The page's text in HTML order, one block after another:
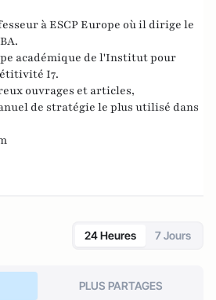
à ESCP Europe où il dirige le
académique de l'Institut pour
I7.
ouvrages et articles,
de stratégie le plus utilisé dans
24 Heures 7 Jours
PLUS PARTAGES